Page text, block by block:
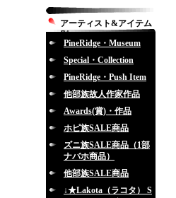
アーティスト&アイテム
別
PineRidge・Museum
Special・Collection
PineRidge・Push Item
他部族故人作家作品
Awards(賞)・作品
ホピ族SALE商品
ズニ族SALE商品（1部
ナバホ商品）
他部族SALE商品
↓★Lakota（ラコタ） S